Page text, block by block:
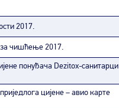
2017.
за чишћење 2017.
понуђача Dezitox-санитарци
цијене – авио карте